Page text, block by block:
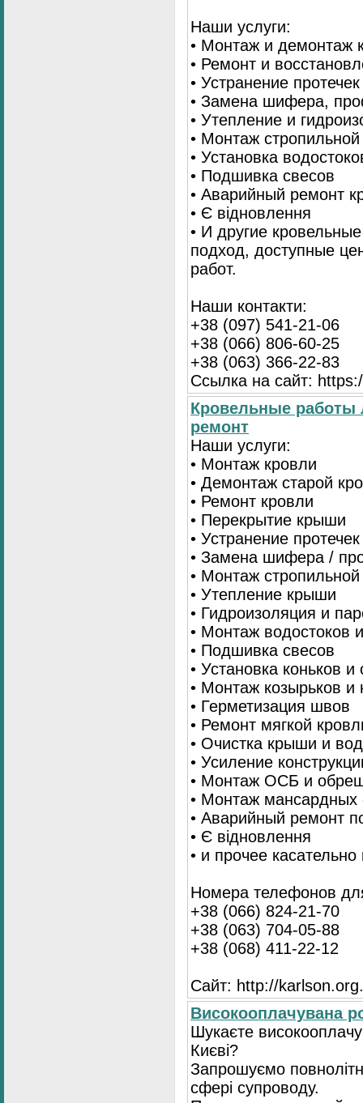
Наши услуги:
• Монтаж и демонтаж
• Ремонт и
• Устранение протечек
• Замена шифера,
• Утепление и
• Монтаж
• Установка
• Подшивка свесов
• Аварийный ремонт
• Є відновлення
• И другие
подход, доступные
работ.
Наши контакти:
+38 (097) 541-21-06
+38 (066) 806-60-25
+38 (063) 366-22-83
Ссылка на сайт:
Кровельные
ремонт
Наши услуги:
• Монтаж кровли
• Демонтаж старой
• Ремонт кровли
• Перекрытие крыши
• Устранение протечек
• Замена шифера /
• Монтаж
• Утепление крыши
• Гидроизоляция и
• Монтаж водостоков
• Подшивка свесов
• Установка коньков и
• Монтаж козырьков и
• Герметизация швов
• Ремонт мягкой
• Очистка крыши и
• Усиление
• Монтаж ОСБ и
• Монтаж мансардных
• Аварийный ремонт
• Є відновлення
• и прочее
Номера телефонов
+38 (066) 824-21-70
+38 (063) 704-05-88
+38 (068) 411-22-12
Сайт: http://
Високооплачувана
Шукаєте
Києві?
Запрошуємо
сфері супроводу.